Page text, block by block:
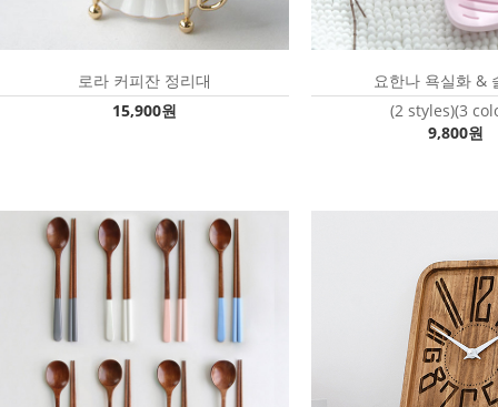
로라 커피잔 정리대
15,900원
요한나 욕실화 &
(2 styles)(3
9,800원